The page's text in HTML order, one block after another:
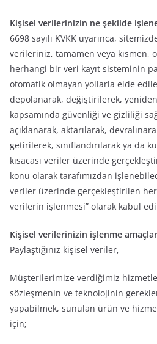
Kişisel verilerinizin ne şekilde
6698 sayılı KVKK uyarınca,
verileriniz, tamamen veya kısmen,
herhangi bir veri kayıt sisteminin
otomatik olmayan yollarla elde
depolanarak, değiştirilerek,
kapsamında güvenliği ve gizliliği
açıklanarak, aktarılarak,
getirilerek, sınıflandırılarak ya da
kısacası veriler üzerinde
konu olarak tarafımızdan
veriler üzerinde gerçekleştirilen
verilerin işlenmesi” olarak kabul
Kişisel verilerinizin işlenme
Paylaştığınız kişisel veriler,
Müşterilerimize verdiğimiz
sözleşmenin ve teknolojinin
yapabilmek, sunulan ürün ve
için;